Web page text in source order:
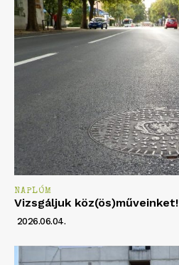
NAPLÓM
Vizsgáljuk köz(ös)műveinket!
2026.06.04.